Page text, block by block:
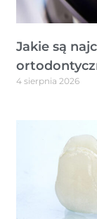
Jakie są
4 sierpnia 2026